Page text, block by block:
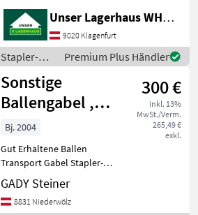
telefonisch, ob die von
Ihnen angefragte Maschine
aktuell bei uns am Lager
steht. Wir
Unser Lagerhaus WHG, Kärnten, Klagenfurt
9020 Klagenfurt
Stapler-
und
Lagertechnik
/ Sonstige
Premium Plus Händler
Sonstige
Ballengabel ,
Ballentransport
300 €
inkl. 13%
MwSt./Verm.
265,49 €
exkl.
Bj. 2004
Gut Erhaltene Ballen
Transport Gabel Stapler-
und Lagertechnik
Lagern/Stapeln
GADY Steiner
8831 Niederwölz